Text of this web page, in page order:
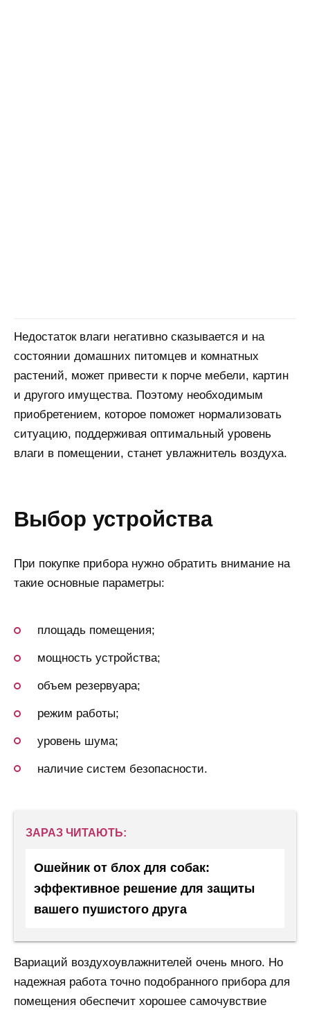
Недостаток влаги негативно сказывается и на
состоянии домашних питомцев и комнатных
растений, может привести к порче мебели, картин
и другого имущества. Поэтому необходимым
приобретением, которое поможет нормализовать
ситуацию, поддерживая оптимальный уровень
влаги в помещении, станет увлажнитель воздуха.
выбор устройства
При покупке прибора нужно обратить внимание на
такие основные параметры:
площадь помещения;
мощность устройства;
объем резервуара;
режим работы;
уровень шума;
наличие систем безопасности.
ЗАРАЗ ЧИТАЮТЬ:
Ошейник от блох для собак:
эффективное решение для защиты
вашего пушистого друга
Вариаций воздухоувлажнителей очень много. Но
надежная работа точно подобранного прибора для
помещения обеспечит хорошее самочувствие